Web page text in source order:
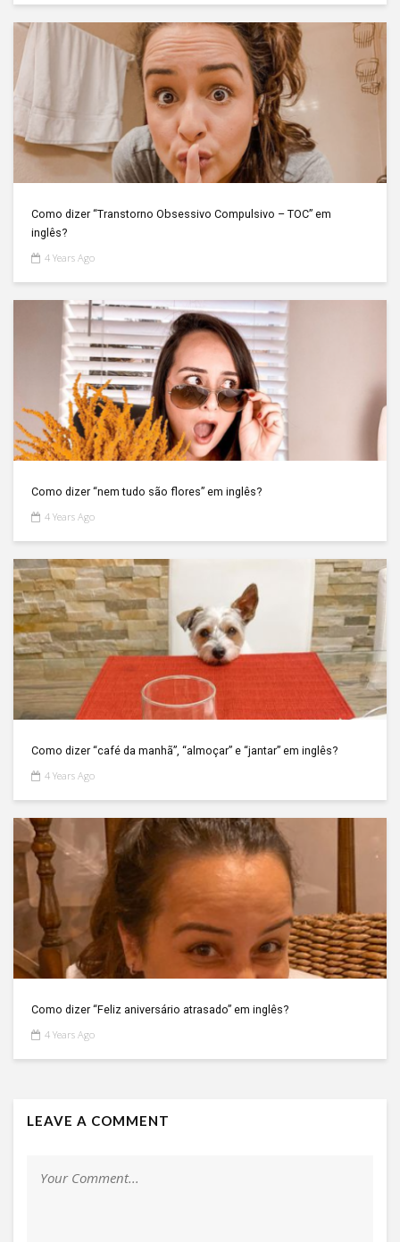
Como dizer “Transtorno Obsessivo Compulsivo – TOC” em
inglês?
4 Years Ago
Como dizer “nem tudo são flores” em inglês?
4 Years Ago
Como dizer “café da manhã”, “almoçar” e “jantar” em inglês?
4 Years Ago
Como dizer “Feliz aniversário atrasado” em inglês?
4 Years Ago
LEAVE A COMMENT